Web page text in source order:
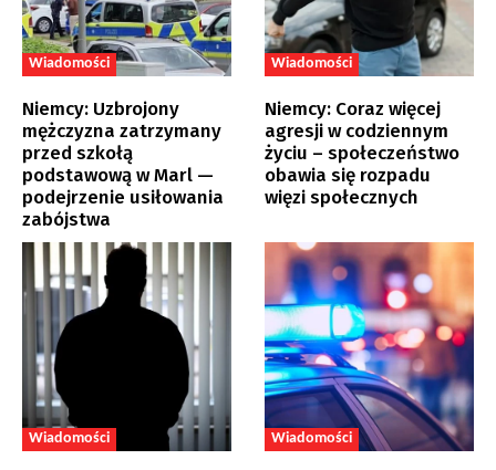
Wiadomości
Niemcy: Uzbrojony
mężczyzna zatrzymany
przed szkołą
podstawową w Marl —
podejrzenie usiłowania
zabójstwa
Wiadomości
Niemcy: Coraz więcej
agresji w codziennym
życiu – społeczeństwo
obawia się rozpadu
więzi społecznych
Wiadomości Wiadomości